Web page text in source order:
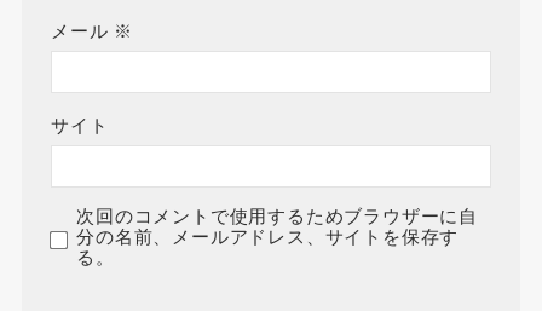
メール ※
サイト
次回のコメントで使用するためブラウザーに自
分の名前、メールアドレス、サイトを保存す
る。